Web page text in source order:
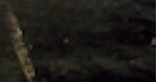
Leggende
Santi e
Bibbia
Video
Natura